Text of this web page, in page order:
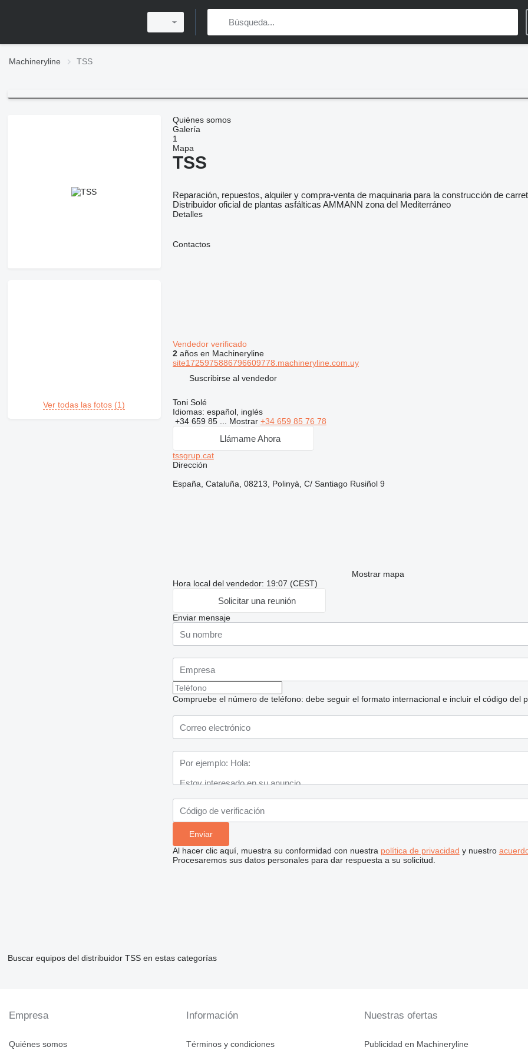
Machineryline TSS
Ver todas las fotos (1)
Quiénes somos
Galería
1
Mapa
TSS
Reparación, repuestos, alquiler y compra-venta de maquinaria para la construcción de
Distribuidor oficial de plantas asfálticas AMMANN zona del Mediterráneo
Detalles
Contactos
Vendedor verificado
2años en Machineryline
site1725975886796609778.machineryline.com.uy
Suscribirse al vendedor
Toni Solé
Idiomas: español, inglés
+34 659 85 ... Mostrar +34 659 85 76 78
Llámame Ahora
tssgrup.cat
Dirección
España, Cataluña, 08213, Polinyà, C/ Santiago Rusiñol 9
Mostrar mapa
Hora local del vendedor: 19:07 (CEST)
Solicitar una reunión
Enviar mensaje
Compruebe el número de teléfono: debe seguir el formato internacional e incluir el código del
Al hacer clic aquí, muestra su conformidad con nuestra política de privacidad y nuestro
Procesaremos sus datos personales para dar respuesta a su solicitud.
Buscar equipos del distribuidor TSS en estas categorías
Empresa
Quiénes somos
Información
Términos y condiciones
Nuestras ofertas
Publicidad en Machineryline